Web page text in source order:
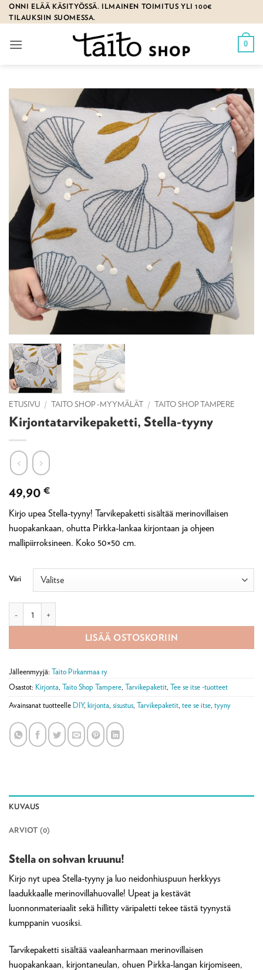
Skip
to
ONNI ELÄÄ KÄSITYÖSSÄ. ILMAINEN TOIMITUS YLI 100€
TILAUKSIIN SUOMESSA.
0
ETUSIVU / TAITO SHOP -MYYMÄLÄT / TAITO SHOP TAMPERE
Kirjontatarvikepaketti, Stella-tyyny
49,90 €
Kirjo upea Stella-tyyny! Tarvikepaketti sisältää merinovillaisen
huopakankaan, ohutta Pirkka-lankaa kirjontaan ja ohjeen
mallipiirroksineen. Koko 50×50 cm.
Väri
LISÄÄ OSTOSKORIIN
Jälleenmyyjä: Taito Pirkanmaa ry
Osastot: Kirjonta, Taito Shop Tampere, Tarvikepaketit, Tee se itse -tuotteet
Avainsanat tuotteelle DIY, kirjonta, sisustus, Tarvikepaketit, tee se itse, tyyny
KUVAUS
ARVIOT (0)
Stella on sohvan kruunu!
Kirjo nyt upea Stella-tyyny ja luo neidonhiuspuun herkkyys
laadukkaalle merinovillahuovalle! Upeat ja kestävät
luonnonmateriaalit sekä hillitty väripaletti tekee tästä tyynystä
kumppanin vuosiksi.
Tarvikepaketti sisältää vaaleanharmaan merinovillaisen
huopakankaan, kirjontaneulan, ohuen Pirkka-langan kirjomiseen,